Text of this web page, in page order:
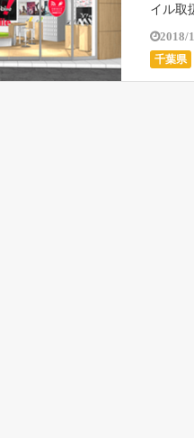
イル取
2018/
千葉県